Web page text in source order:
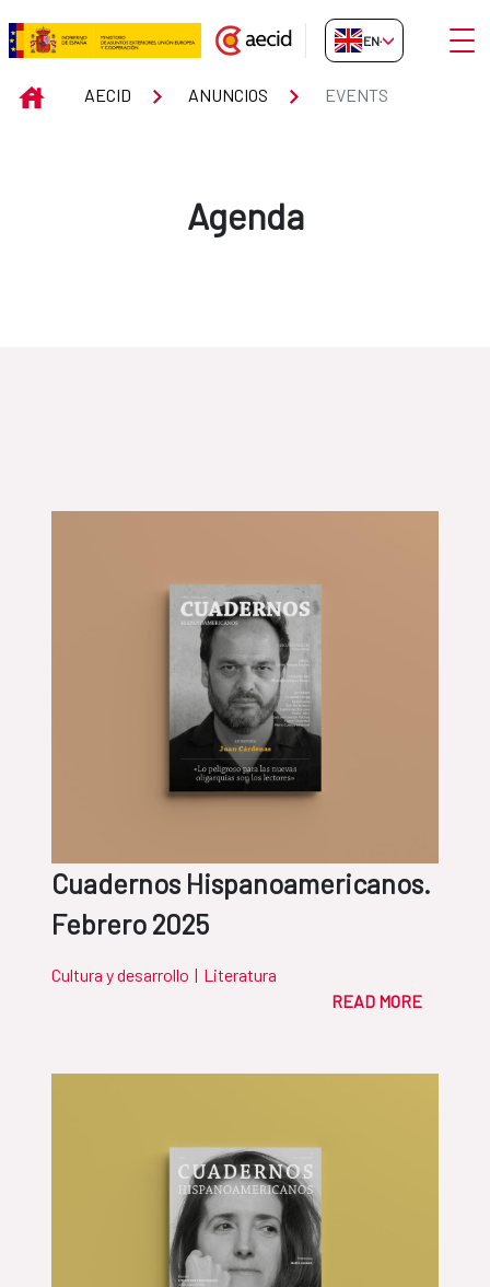
Skip to Main Content
Events
EN-GB
INICIOAECID ANUNCIOS EVENTS
Agenda
Cuadernos Hispanoamericanos.
Febrero 2025
Cultura y desarrollo | Literatura
READ MORE